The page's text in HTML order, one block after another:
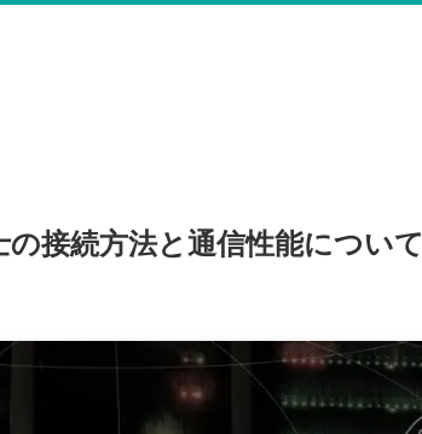
の接続方法と通信性能について